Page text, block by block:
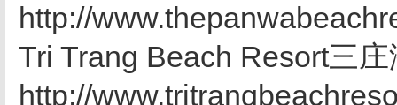
http://
Tri Trang Beach Resort三
http://